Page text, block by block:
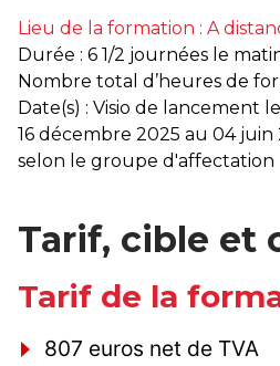
Lieu de la formation : A
Durée : 6 1/2 journées le
Nombre total d’heures de
Date(s) : Visio de lancement
16 décembre 2025 au 04
selon le groupe d'affectation
Tarif, cible et
Tarif de la
807 euros net de TVA